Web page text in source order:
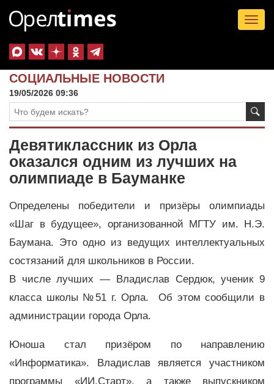
СОЦИАЛЬНЫЕ НОВОСТИ
19/05/2026 09:36
Девятиклассник из Орла
оказался одним из лучших на
олимпиаде в Бауманке
Определены победители и призёры олимпиады
«Шаг в будущее», организованной МГТУ им. Н.Э.
Баумана. Это одно из ведущих интеллектуальных
состязаний для школьников в России.
В числе лучших — Владислав Сердюк, ученик 9
класса школы №51 г. Орла. Об этом сообщили в
администрации города Орла.
Юноша стал призёром по направлению
«Информатика». Владислав является участником
программы «ИИ.Старт», а также выпускником